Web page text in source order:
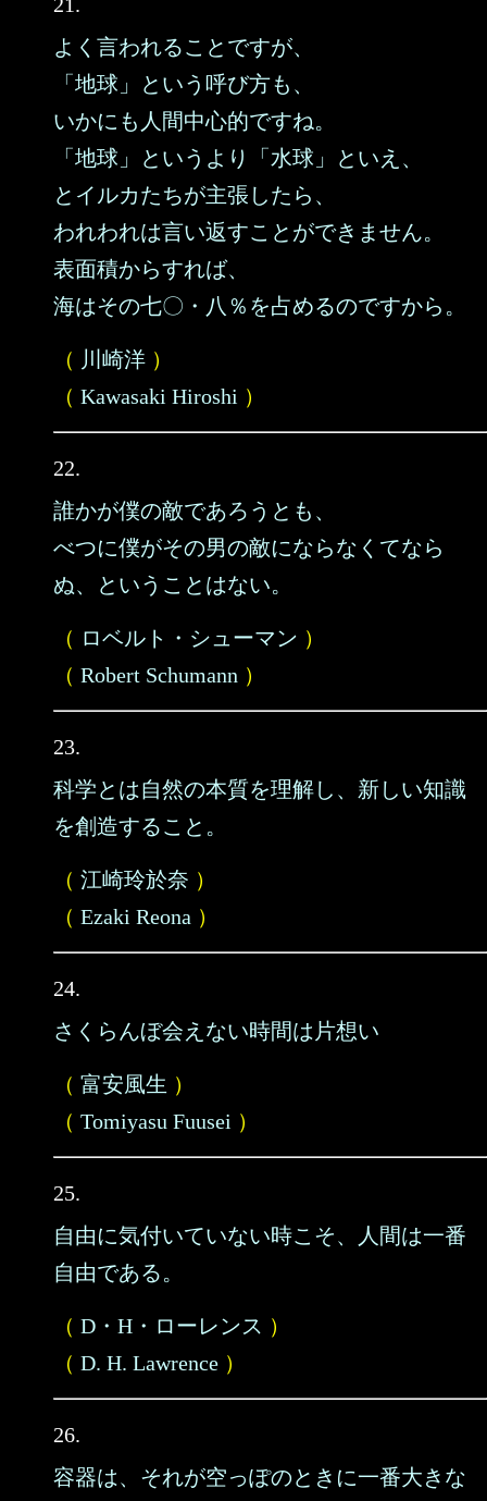
よく言われることですが、
「地球」という呼び方も、
いかにも人間中心的ですね。
「地球」というより「水球」といえ、
とイルカたちが主張したら、
われわれは言い返すことができません。
表面積からすれば、
海はその七〇・八％を占めるのですから。
（ 川崎洋 ）
（ Kawasaki Hiroshi ）
22.
誰かが僕の敵であろうとも、
べつに僕がその男の敵にならなくてなら
ぬ、ということはない。
（ ロベルト・シューマン ）
（ Robert Schumann ）
23.
科学とは自然の本質を理解し、新しい知識
を創造すること。
（ 江崎玲於奈 ）
（ Ezaki Reona ）
24.
さくらんぼ会えない時間は片想い
（ 富安風生 ）
（ Tomiyasu Fuusei ）
25.
自由に気付いていない時こそ、人間は一番
自由である。
（ D・H・ローレンス ）
（ D. H. Lawrence ）
26.
容器は、それが空っぽのときに一番大きな